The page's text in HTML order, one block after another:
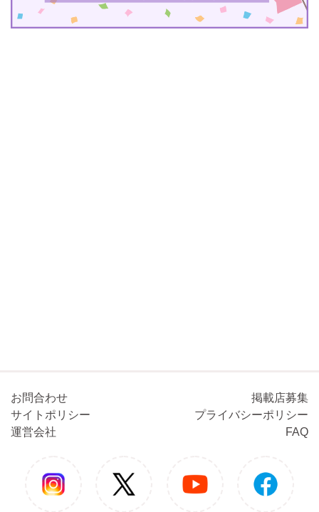
お問合わせ
掲載店募集
サイトポリシー
プライバシーポリシー
運営会社
FAQ